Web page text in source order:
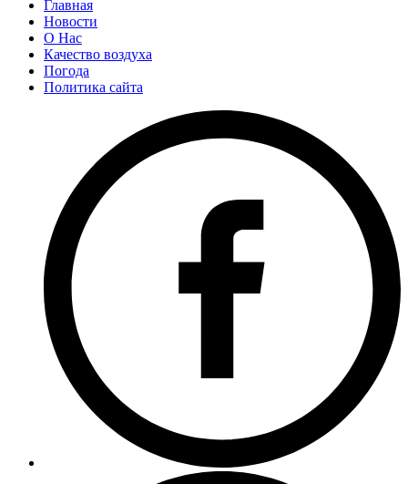
Главная
Новости
О Нас
Качество воздуха
Погода
Политика сайта